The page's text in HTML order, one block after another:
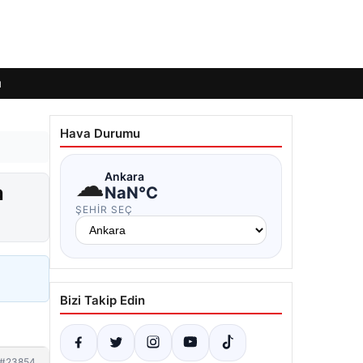
Hava Durumu
☁Ankara
NaN°C
ŞEHIR SEÇ
Bizi Takip Edin